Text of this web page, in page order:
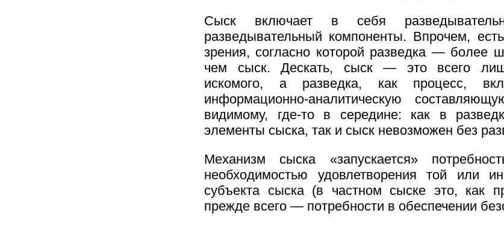
Сыск включает в себя
разведывательный компоненты. Впрочем,
зрения, согласно которой разведка — более
чем сыск. Дескать, сыск — это всего
искомого, а разведка, как процесс,
информационно-аналитическую
видимому, где-то в середине: как в
элементы сыска, так и сыск невозможен без
Механизм сыска «запускается»
необходимостью удовлетворения той или
субъекта сыска (в частном сыске это, как
прежде всего — потребности в обеспечении